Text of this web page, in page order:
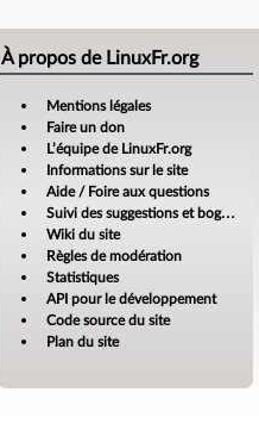
À propos de LinuxFr.org
Mentions légales
Faire un don
L’équipe de LinuxFr.org
Informations sur le site
Aide / Foire aux questions
Suivi des suggestions et bogues
Wiki du site
Règles de modération
Statistiques
API pour le développement
Code source du site
Plan du site